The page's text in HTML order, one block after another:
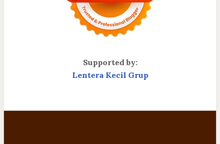
Supported by:
Lentera Kecil Grup